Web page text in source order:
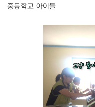
중등학교 아이들